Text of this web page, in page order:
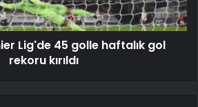
Lig'de 45 golle haftalık gol
rekoru kırıldı